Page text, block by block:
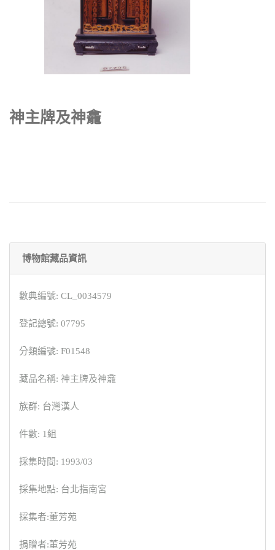
神主牌及神龕
博物館藏品資訊
數典編號: CL_0034579
登記總號: 07795
分類編號: F01548
藏品名稱: 神主牌及神龕
族群: 台灣漢人
件數: 1組
採集時間: 1993/03
採集地點: 台北指南宮
採集者:董芳苑
捐贈者:董芳苑